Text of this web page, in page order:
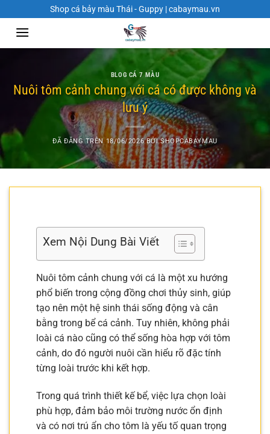
đến
dung
Shop cá bảy màu Thái - Guppy | cabaymau.vn
BLOG CÁ 7 MÀU
Nuôi tôm cảnh chung với cá có được không và
lưu ý
ĐÃ ĐĂNG TRÊN 18/06/2026 BỞISHOPCABAYMAU
Xem Nội Dung Bài Viết
Nuôi tôm cảnh chung với cá là một xu hướng
phổ biến trong cộng đồng chơi thủy sinh, giúp
tạo nên một hệ sinh thái sống động và cân
bằng trong bể cá cảnh. Tuy nhiên, không phải
loài cá nào cũng có thể sống hòa hợp với tôm
cảnh, do đó người nuôi cần hiểu rõ đặc tính
từng loài trước khi kết hợp.
Trong quá trình thiết kế bể, việc lựa chọn loài
phù hợp, đảm bảo môi trường nước ổn định
và có nơi trú ẩn cho tôm là yếu tố quan trọng